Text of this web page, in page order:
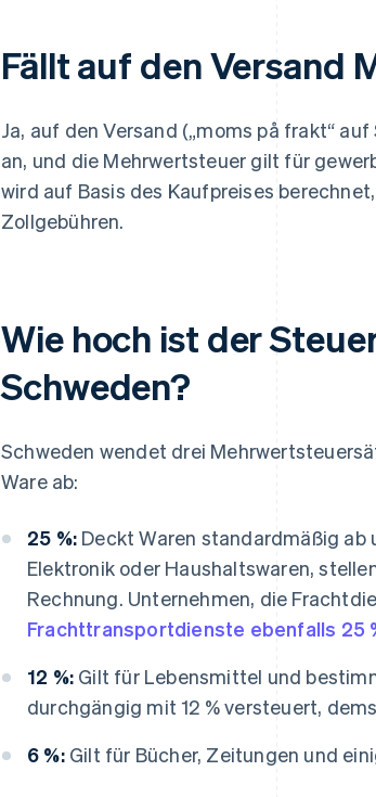
Fällt auf den Versand
Ja, auf den Versand („moms på frakt“
an, und die Mehrwertsteuer gilt für
wird auf Basis des Kaufpreises
Zollgebühren.
Wie hoch ist der
Schweden?
Schweden wendet drei
Ware ab:
25 %: Deckt Waren standardmäßig ab
Elektronik oder Haushaltswaren,
Rechnung. Unternehmen, die
Frachttransportdienste ebenfalls 25
12 %: Gilt für Lebensmittel und
durchgängig mit 12 % versteuert,
6 %:Gilt für Bücher, Zeitungen und